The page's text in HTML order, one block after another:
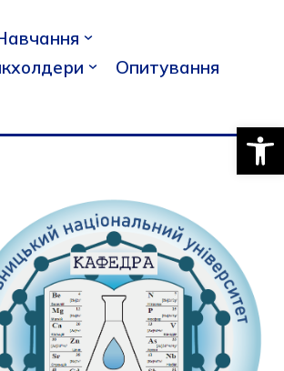
Опитування